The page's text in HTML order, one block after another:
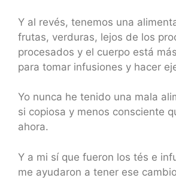
Y al revés, tenemos una
frutas, verduras, lejos de los
procesados y el cuerpo está
para tomar infusiones y hacer
Yo nunca he tenido una mala
si copiosa y menos consciente
ahora.
Y a mi sí que fueron los tés e
me ayudaron a tener ese